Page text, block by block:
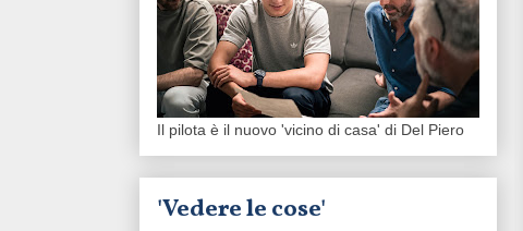
Il pilota è il nuovo 'vicino di casa' di Del Piero
'Vedere le cose'